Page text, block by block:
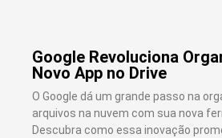
Google Revoluciona
Novo App no Drive
O Google dá um grande passo na
arquivos na nuvem com sua nova
Descubra como essa inovação